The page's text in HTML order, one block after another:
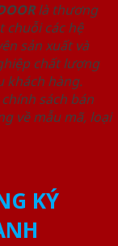
là thương
chuỗi các hệ
sản xuất và
chất lượng
khách hàng.
sách bán
về mẫu mã, loại
KÝ